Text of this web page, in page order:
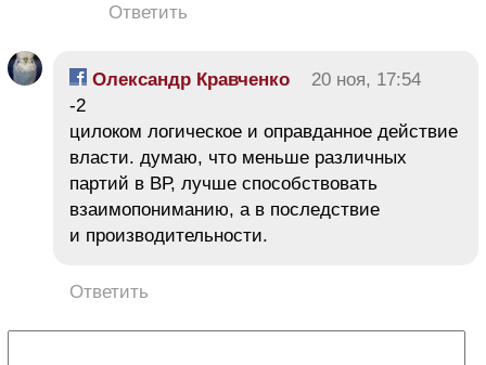
Ответить
Олександр Кравченко
20 ноя, 17:54
-2
цилоком логическое и оправданное действие
власти. думаю, что меньше различных
партий в ВР, лучше способствовать
взаимопониманию, а в последствие
и производительности.
Ответить